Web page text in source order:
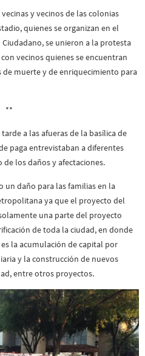
y vecinos de las colonias
quienes se organizan en el
se unieron a la protesta
vecinos quienes se encuentran
muerte y de enriquecimiento para
**
a las afueras de la basílica de
paga entrevistaban a diferentes
los daños y afectaciones.
un daño para las familias en la
ya que el proyecto del
una parte del proyecto
de toda la ciudad, en donde
la acumulación de capital por
y la construcción de nuevos
entre otros proyectos.